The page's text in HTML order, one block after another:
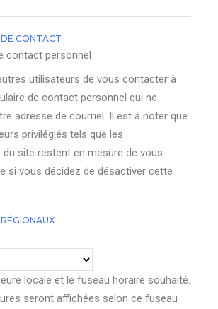
CONTACT
contact personnel
utilisateurs de vous contacter à
de contact personnel qui ne
adresse de courriel. Il est à noter que
privilégiés tels que les
site restent en mesure de vous
si vous décidez de désactiver cette
locale et le fuseau horaire souhaité.
seront affichées selon ce fuseau